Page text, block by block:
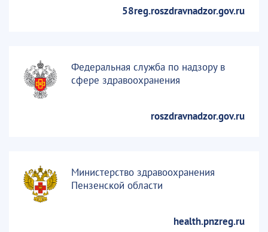
58reg.roszdravnadzor.gov.ru
Федеральная служба по надзору в
сфере здравоохранения
roszdravnadzor.gov.ru
Министерство здравоохранения
Пензенской области
health.pnzreg.ru